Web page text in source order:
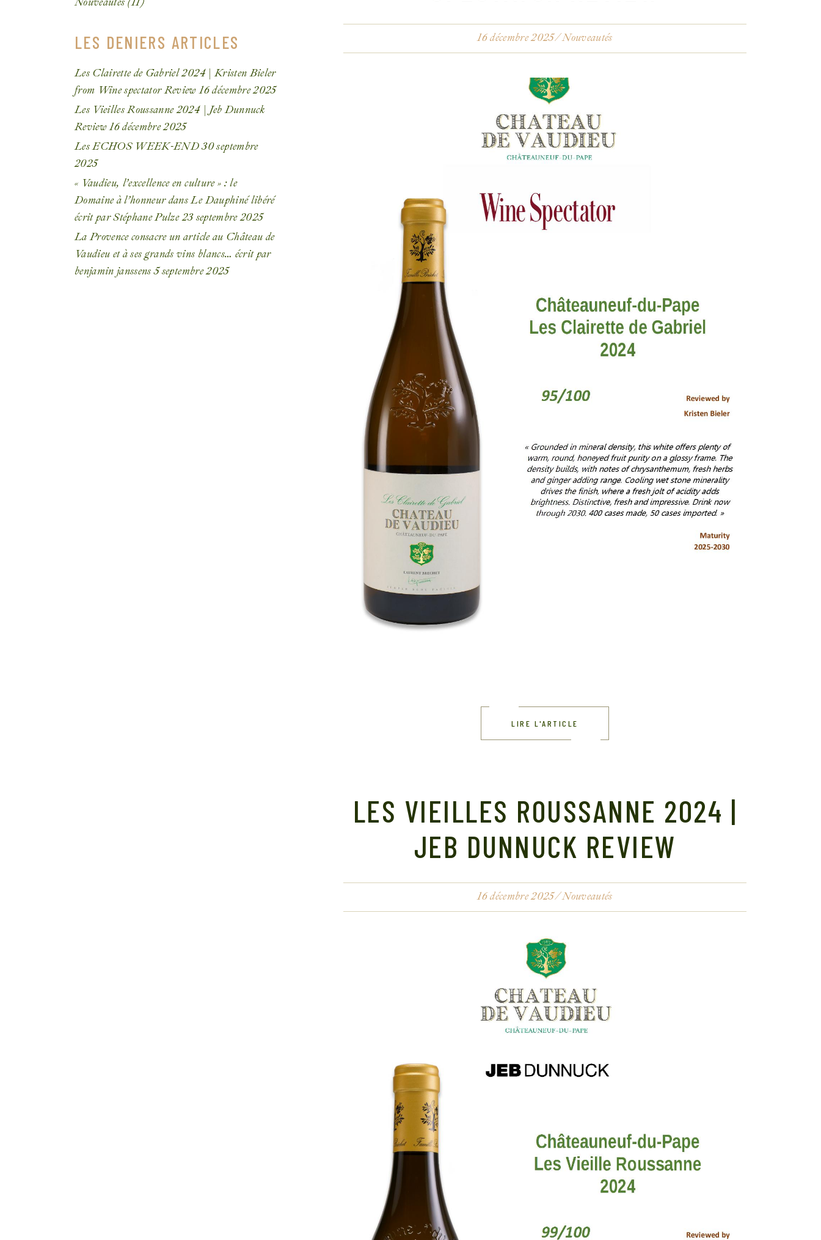
16 décembre 2025 Nouveautés
LIRE L'ARTICLE
LES VIEILLES ROUSSANNE 2024 |
JEB DUNNUCK REVIEW
16 décembre 2025 Nouveautés
LES DENIERS ARTICLES
Les Clairette de Gabriel 2024 | Kristen Bieler
from Wine spectator Review 16 décembre 2025
Les Vieilles Roussanne 2024 | Jeb Dunnuck
Review 16 décembre 2025
Les ECHOS WEEK-END 30 septembre
2025
« Vaudieu, l’excellence en culture » : le
Domaine à l’honneur dans Le Dauphiné libéré
écrit par Stéphane Pulze 23 septembre 2025
La Provence consacre un article au Château de
Vaudieu et à ses grands vins blancs… écrit par
benjamin janssens 5 septembre 2025